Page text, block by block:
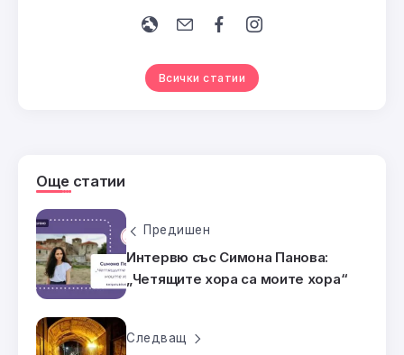
Всички статии
Още статии
Предишен
Интервю със Симона Панова:
„Четящите хора са моите хора“
Следващ